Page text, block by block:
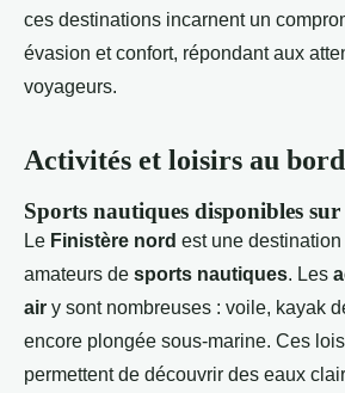
ces destinations incarnent un
évasion et confort, répondant aux
voyageurs.
Activités et loisirs au
Sports nautiques disponibles sur
Le Finistère nord est une
amateurs de sports nautiques. Les
air y sont nombreuses : voile, kayak
encore plongée sous-marine. Ces
permettent de découvrir des eaux